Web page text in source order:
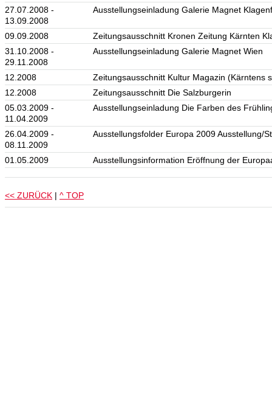
27.07.2008 -
13.09.2008
Ausstellungseinladung Galerie Magnet
09.09.2008
Zeitungsausschnitt Kronen Zeitung Kärnten
31.10.2008 -
29.11.2008
Ausstellungseinladung Galerie Magnet Wien
12.2008
Zeitungsausschnitt Kultur Magazin (Kärntens
12.2008
Zeitungsausschnitt Die Salzburgerin
05.03.2009 -
11.04.2009
Ausstellungseinladung Die Farben des
26.04.2009 -
08.11.2009
Ausstellungsfolder Europa 2009 Ausstellung/
01.05.2009 Ausstellungsinformation Eröffnung der
<< ZURÜCK | ^ TOP